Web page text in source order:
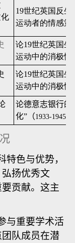
19世纪英国反生
运动者的情感策
论19世纪英国生
运动中的消极情
论19世纪英国生
运动中的消极情
论德意志银行的
化”（ 1933-1945）
色与优势，
扬优秀文
贡献。这主
与重要学术活
队成员在潜